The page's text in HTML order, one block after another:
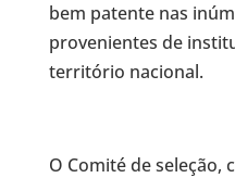
bem patente nas
provenientes de
território nacional.
O Comité de seleção,